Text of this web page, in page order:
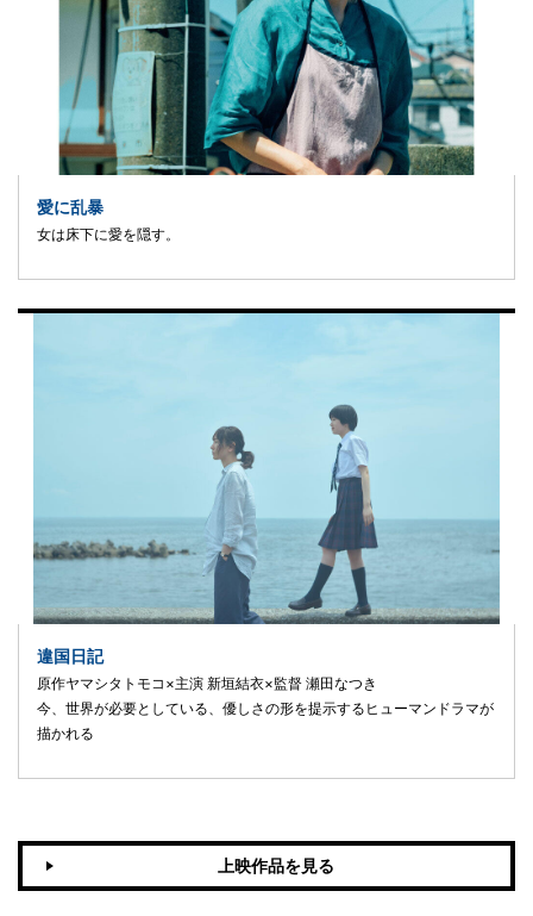
愛に乱暴
女は床下に愛を隠す。
違国日記
原作ヤマシタトモコ×主演 新垣結衣×監督 瀬田なつき
今、世界が必要としている、優しさの形を提示するヒューマンドラマが
描かれる
上映作品を見る